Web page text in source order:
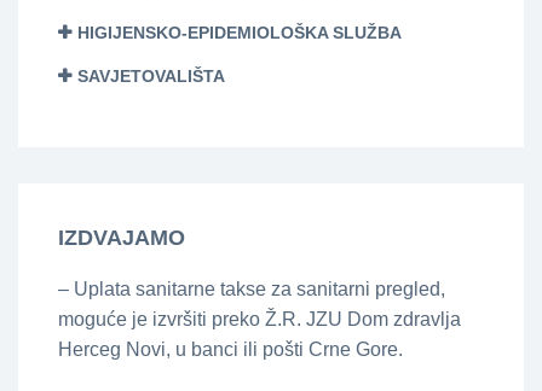
HIGIJENSKO-EPIDEMIOLOŠKA SLUŽBA
SAVJETOVALIŠTA
IZDVAJAMO
– Uplata sanitarne takse za sanitarni pregled,
moguće je izvršiti preko Ž.R. JZU Dom zdravlja
Herceg Novi, u banci ili pošti Crne Gore.